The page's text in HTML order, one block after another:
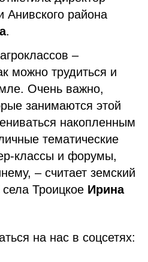
Анивского района
.
–
можно трудиться и
Очень важно,
занимаются этой
накопленным
тематические
классы и форумы,
– считает земский
Троицкое Ирина
на нас в соцсетях: